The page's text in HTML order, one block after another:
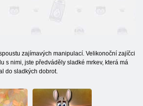
zajímavých manipulací. Velikonoční zajíčci
s nimi, jste předváděly sladké mrkev, která má
do sladkých dobrot.